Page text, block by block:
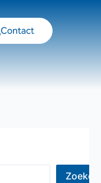
Contact
Zoeken